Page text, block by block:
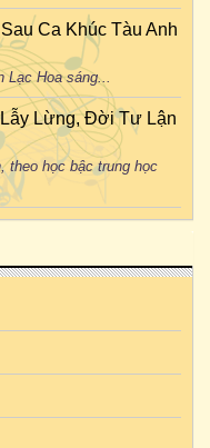
Ca Khúc Tàu Anh
Lạc Hoa sáng...
Lừng, Đời Tư Lận
theo học bậc trung học